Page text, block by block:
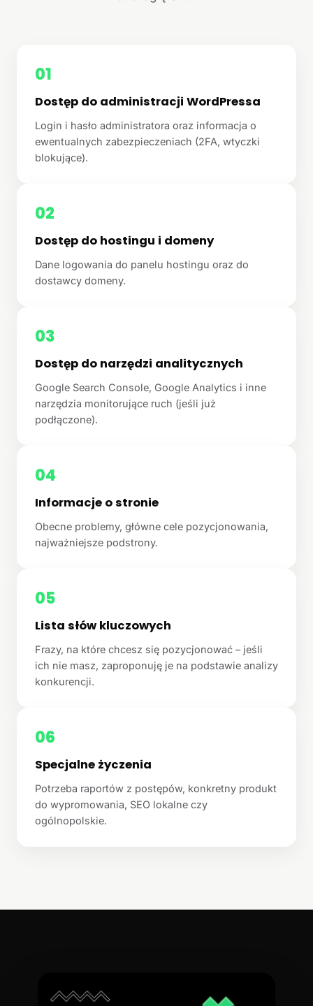
01
Dostęp do administracji WordPressa
Login i hasło administratora oraz informacja o
ewentualnych zabezpieczeniach (2FA, wtyczki
blokujące).
02
Dostęp do hostingu i domeny
Dane logowania do panelu hostingu oraz do
dostawcy domeny.
03
Dostęp do narzędzi analitycznych
Google Search Console, Google Analytics i inne
narzędzia monitorujące ruch (jeśli już
podłączone).
04
Informacje o stronie
Obecne problemy, główne cele pozycjonowania,
najważniejsze podstrony.
05
Lista słów kluczowych
Frazy, na które chcesz się pozycjonować – jeśli
ich nie masz, zaproponuję je na podstawie analizy
konkurencji.
06
Specjalne życzenia
Potrzeba raportów z postępów, konkretny produkt
do wypromowania, SEO lokalne czy
ogólnopolskie.